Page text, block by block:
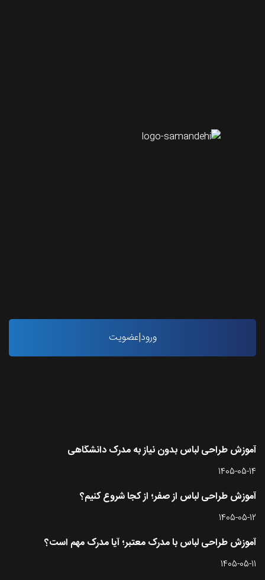
ورود|عضویت
آموزش طراحی لباس بدون نیاز به مدرک دانشگاهی
1405-05-14
آموزش طراحی لباس از صفر؛ از کجا شروع کنیم؟
1405-05-12
آموزش طراحی لباس با مدرک معتبر؛ آیا مدرک مهم است؟
1405-05-11